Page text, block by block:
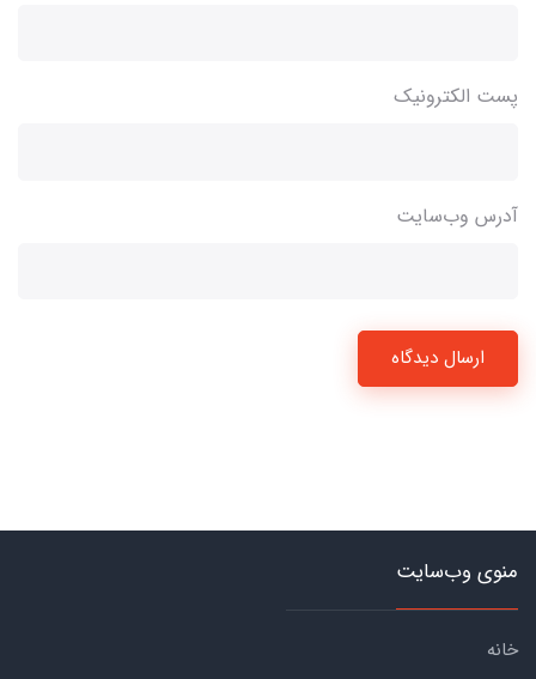
پست الکترونیک
آدرس وب‌سایت
ارسال دیدگاه
منوی وب‌سایت
خانه